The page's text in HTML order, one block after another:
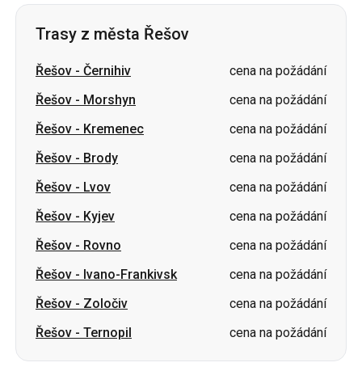
Řešov-Kremenec
Řešov-Brody
cena na požádání
Řešov-Lvov
cena na požádání
Řešov-Kyjev
cena na požádání
Řešov-Rovno
cena na požádání
Řešov-Ivano-Frankivsk
cena na požádání
Řešov-Zoločiv
cena na požádání
Řešov-Ternopil cena na požádání
Trasy do města Řešov
Lvov-Řešov
od 1700 UAH